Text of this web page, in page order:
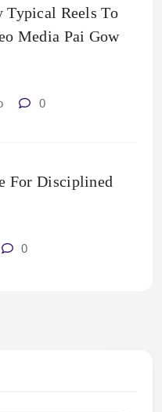
Typical Reels To
Media Pai Gow
0
For Disciplined
0